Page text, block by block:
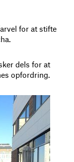
for at stifte
dels for at
opfordring.